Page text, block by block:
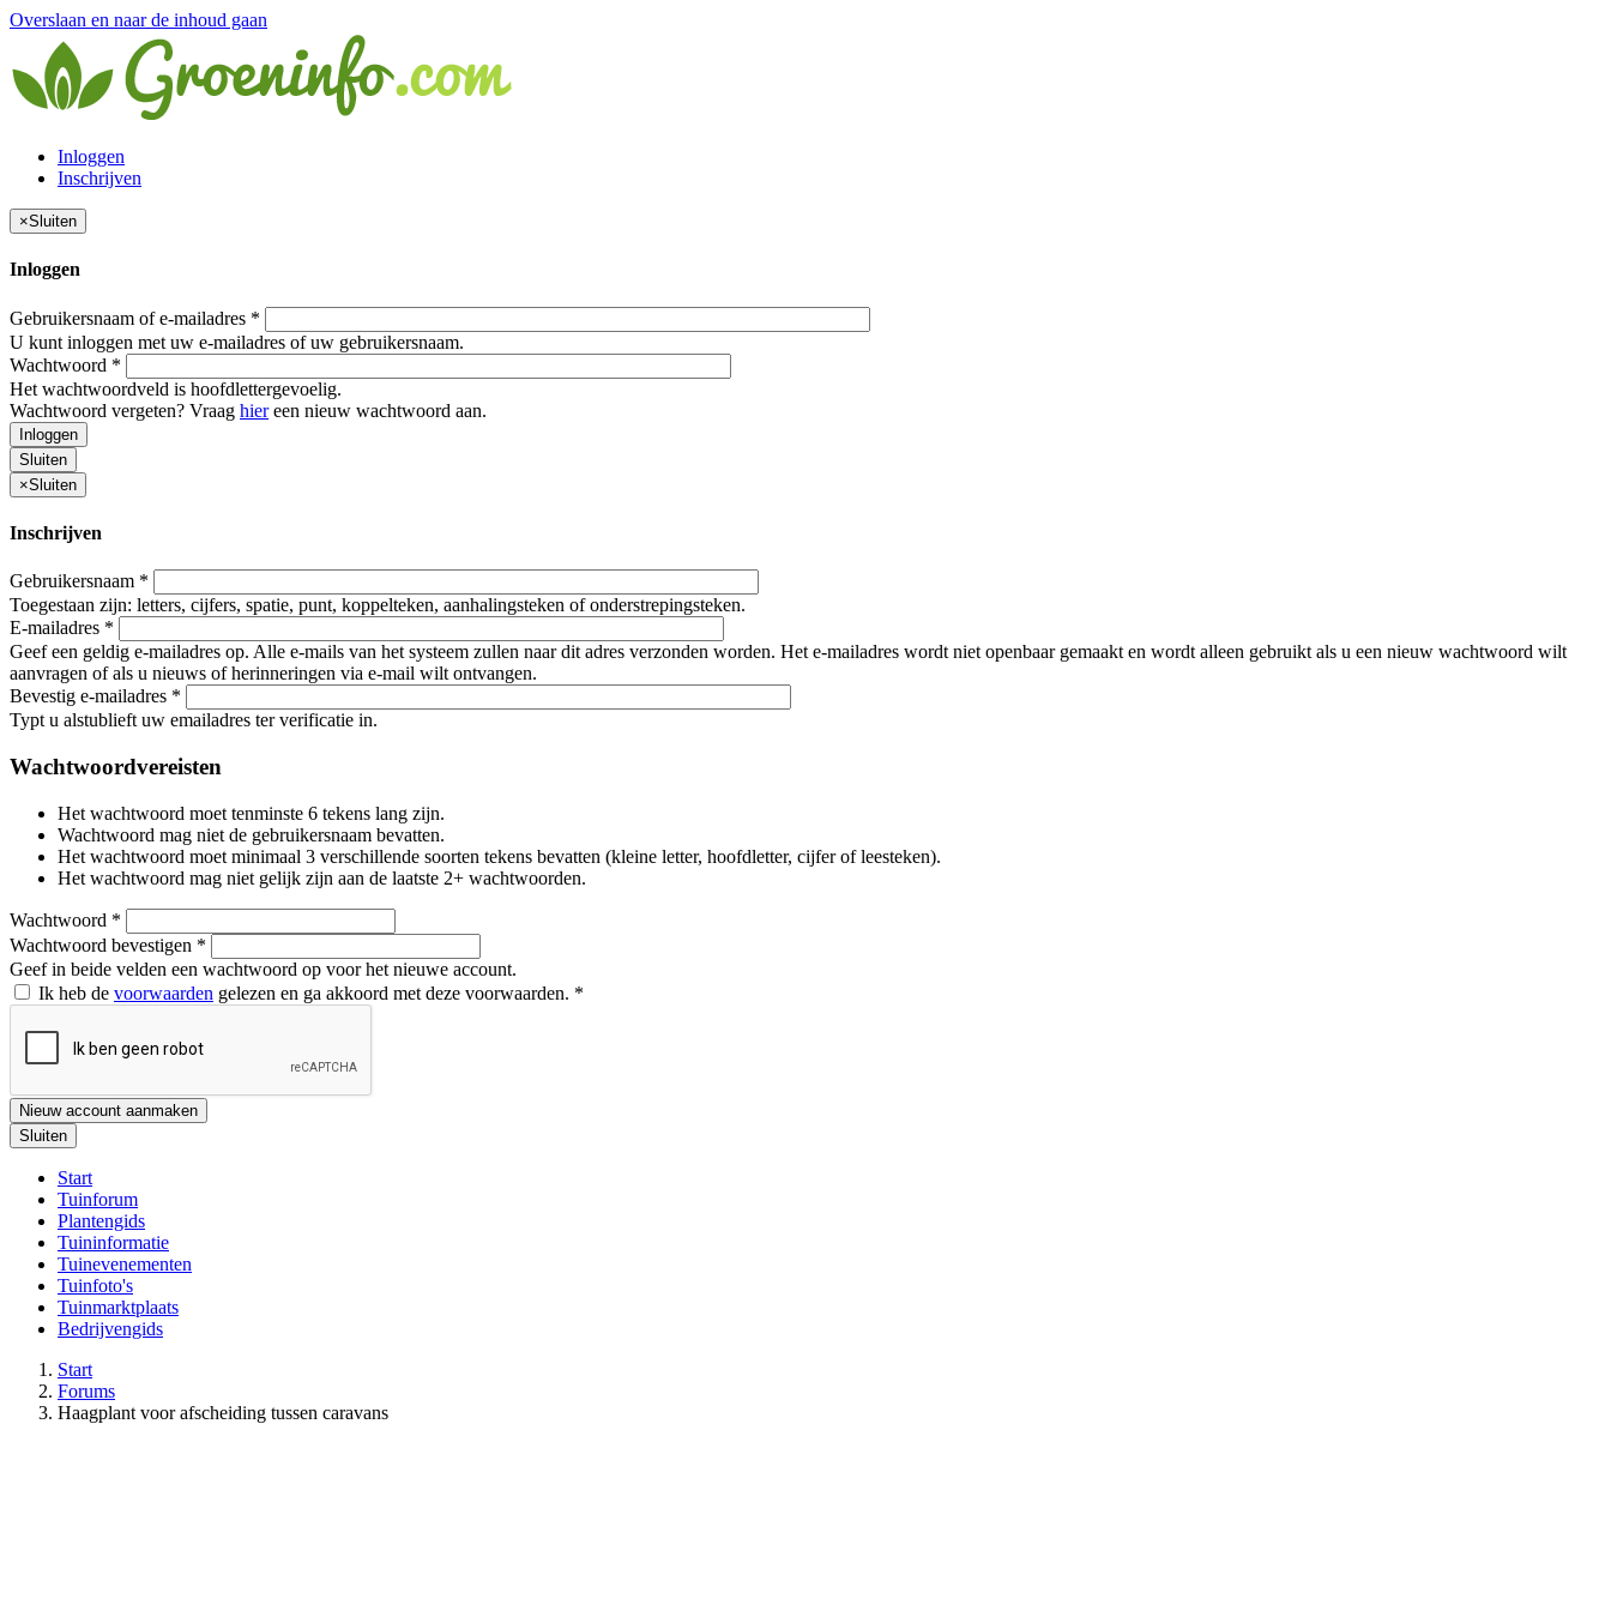
Overslaan en naar de inhoud gaan
Inloggen
Inschrijven
×Sluiten
Inloggen
Gebruikersnaam of e-mailadres *
U kunt inloggen met uw e-mailadres of uw gebruikersnaam.
Wachtwoord *
Het wachtwoordveld is hoofdlettergevoelig.
Wachtwoord vergeten? Vraag hiereen nieuw wachtwoord aan.
Inloggen
Sluiten
×Sluiten
Inschrijven
Gebruikersnaam *
Toegestaan zijn: letters, cijfers, spatie, punt, koppelteken, aanhalingsteken of onderstrepingsteken.
E-mailadres *
Geef een geldig e-mailadres op. Alle e-mails van het systeem zullen naar dit adres verzonden worden. Het e-mailadres wordt niet openbaar gemaakt en wordt alleen gebruikt als u een nieuw wachtwoord wilt
aanvragen of als u nieuws of herinneringen via e-mail wilt ontvangen.
Bevestig e-mailadres *
Typt u alstublieft uw emailadres ter verificatie in.
Wachtwoordvereisten
Het wachtwoord moet tenminste 6 tekens lang zijn.
Wachtwoord mag niet de gebruikersnaam bevatten.
Het wachtwoord moet minimaal 3 verschillende soorten tekens bevatten (kleine letter, hoofdletter, cijfer of leesteken).
Het wachtwoord mag niet gelijk zijn aan de laatste 2+ wachtwoorden.
Wachtwoord *
Wachtwoord bevestigen *
Geef in beide velden een wachtwoord op voor het nieuwe account.
Ik heb de voorwaarden gelezen en ga akkoord met deze voorwaarden. *
Nieuw account aanmaken
Sluiten
Start
Tuinforum
Plantengids
Tuininformatie
Tuinevenementen
Tuinfoto's
Tuinmarktplaats
Bedrijvengids
Start
Forums
Haagplant voor afscheiding tussen caravans